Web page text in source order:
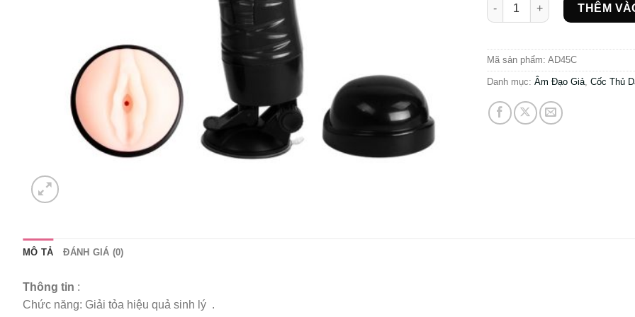
THÊM
Mã sản phẩm: AD45C
Danh mục: Âm Đạo Giả Cốc Thủ
MÔ TẢ ĐÁNH GIÁ (0)
Thông tin :
Chức năng: Giải tỏa hiệu quả sinh lý .